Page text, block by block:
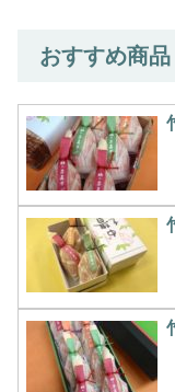
おすすめ商品